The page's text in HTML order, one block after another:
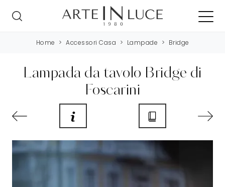
Home > Accessori Casa > Lampade > Bridge
Lampada da tavolo Bridge di
Foscarini